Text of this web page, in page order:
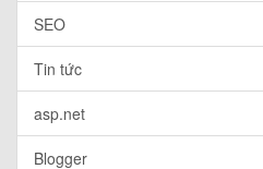
SEO
Tin tức
asp.net
Blogger